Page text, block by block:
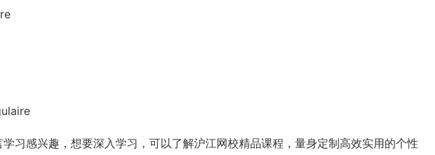
习感兴趣，想要深入学习，可以了解沪江网校精品课程，量身定制高效实用的个性